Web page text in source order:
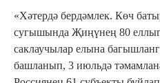
«Хәтердә бердәмлек. Көч
сугышында Җиңүнең 80
саклаучылар елына
башланып, 3 июльдә